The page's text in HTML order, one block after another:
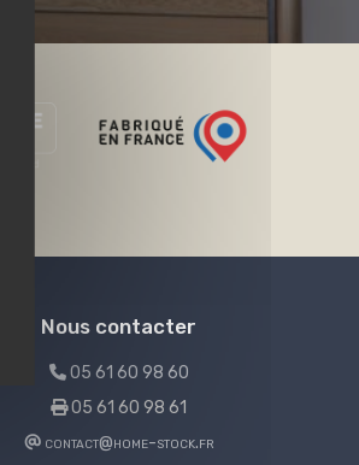
Nous contacter
05 61 60 98 60
05 61 60 98 61
contact@home-stock.fr